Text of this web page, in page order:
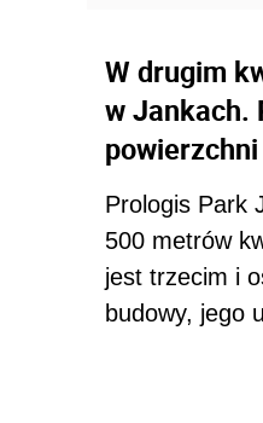
W drugim
w Jankach.
Prologis Park
500 metrów
jest trzecim i
budowy, jego